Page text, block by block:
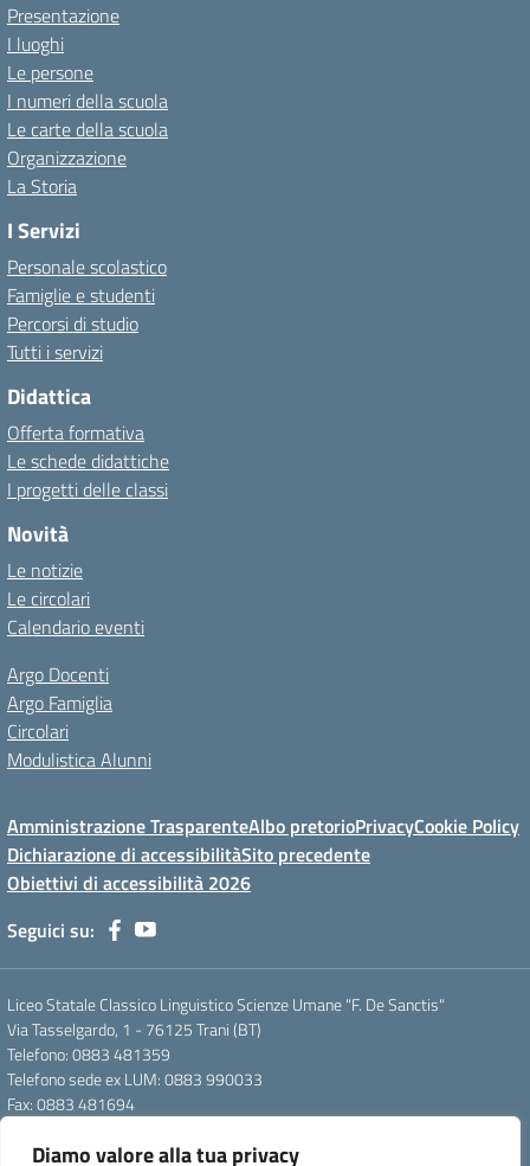
Diamo valore alla tua privacy
Presentazione
I luoghi
Le persone
I numeri della scuola
Le carte della scuola
Organizzazione
La Storia
I Servizi
Personale scolastico
Famiglie e studenti
Percorsi di studio
Tutti i servizi
Didattica
Offerta formativa
Le schede didattiche
I progetti delle classi
Novità
Le notizie
Le circolari
Calendario eventi
Argo Docenti
Argo Famiglia
Circolari
Modulistica Alunni
Amministrazione TrasparenteAlbo pretorioPrivacyCookie Policy
Dichiarazione di accessibilitàSito precedente
Obiettivi di accessibilità 2026
Seguici su:
Liceo Statale Classico Linguistico Scienze Umane "F. De Sanctis"
Via Tasselgardo, 1 - 76125 Trani (BT)
Telefono: 0883 481359
Telefono sede ex LUM: 0883 990033
Fax: 0883 481694
Pec: btpc210007@pec.istruzione.it